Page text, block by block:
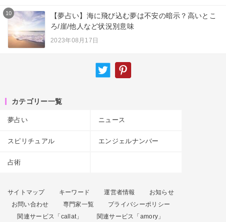
10
【夢占い】海に飛び込む夢は不安の暗示？高いとこ
ろ/崖/他人など状況別意味
2023年08月17日
カテゴリー一覧
夢占い ニュース
スピリチュアル エンジェルナンバー
占術
サイトマップ キーワード 運営者情報
お知らせ
お問い合わせ
専門家一覧
プライバシーポリシー
関連サービス「callat」
関連サービス「amory」